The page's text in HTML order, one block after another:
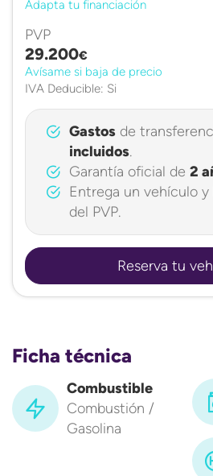
Adapta tu financiación
PVP
29.200€
Avísame si baja de precio
IVA Deducible: Si
Gastosde
incluidos.
Garantía oficial de 2
Entrega un vehículo
del PVP.
Reserva tu
Ficha técnica
Combustible
Combustión /
Gasolina